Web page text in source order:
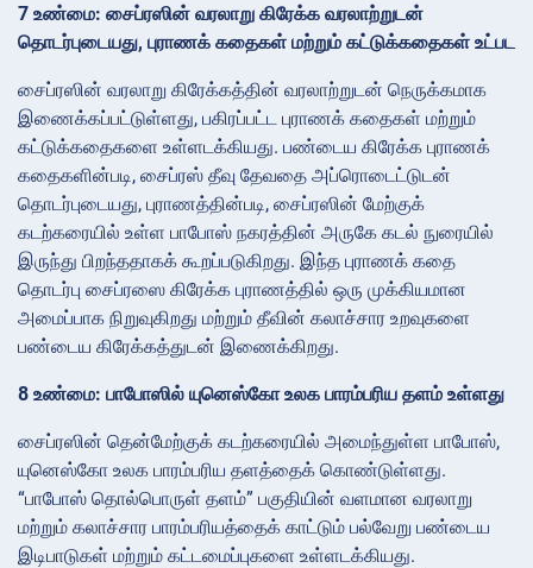
7 உண்மை: சைப்ரஸின் வரலாறு கிரேக்க வரலாற்றுடன்
தொடர்புடையது, புராணக் கதைகள் மற்றும் கட்டுக்கதைகள் உட்பட
சைப்ரஸின் வரலாறு கிரேக்கத்தின் வரலாற்றுடன் நெருக்கமாக
இணைக்கப்பட்டுள்ளது, பகிரப்பட்ட புராணக் கதைகள் மற்றும்
கட்டுக்கதைகளை உள்ளடக்கியது. பண்டைய கிரேக்க புராணக்
கதைகளின்படி, சைப்ரஸ் தீவு தேவதை அப்ரொடைட்டுடன்
தொடர்புடையது, புராணத்தின்படி, சைப்ரஸின் மேற்குக்
கடற்கரையில் உள்ள பாபோஸ் நகரத்தின் அருகே கடல் நுரையில்
இருந்து பிறந்ததாகக் கூறப்படுகிறது. இந்த புராணக் கதை
தொடர்பு சைப்ரஸை கிரேக்க புராணத்தில் ஒரு முக்கியமான
அமைப்பாக நிறுவுகிறது மற்றும் தீவின் கலாச்சார உறவுகளை
பண்டைய கிரேக்கத்துடன் இணைக்கிறது.
8 உண்மை: பாபோஸில் யுனெஸ்கோ உலக பாரம்பரிய தளம் உள்ளது
சைப்ரஸின் தென்மேற்குக் கடற்கரையில் அமைந்துள்ள பாபோஸ்,
யுனெஸ்கோ உலக பாரம்பரிய தளத்தைக் கொண்டுள்ளது.
“பாபோஸ் தொல்பொருள் தளம்” பகுதியின் வளமான வரலாறு
மற்றும் கலாச்சார பாரம்பரியத்தைக் காட்டும் பல்வேறு பண்டைய
இடிபாடுகள் மற்றும் கட்டமைப்புகளை உள்ளடக்கியது.